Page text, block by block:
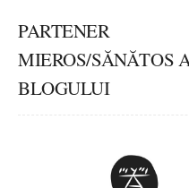
PARTENER
MIEROS/SĂNĂTOS
BLOGULUI